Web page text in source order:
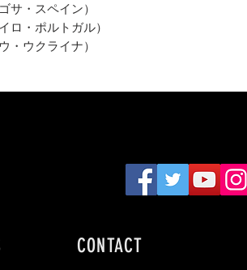
サ・スペイン）
ロ・ポルトガル）
・ウクライナ）
CONTACT